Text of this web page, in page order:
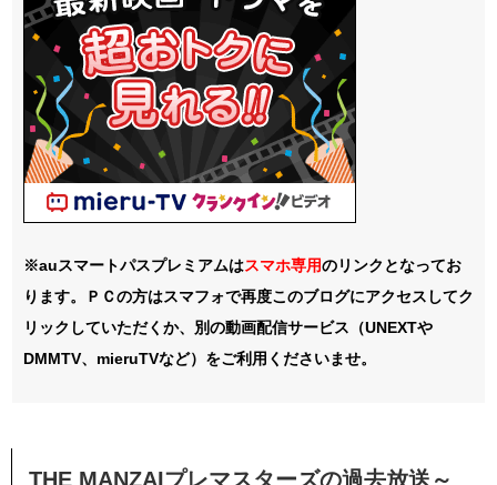
※auスマートパスプレミアムはスマホ専用のリンクとなってお
ります。ＰＣの方はスマフォで再度このブログにアクセスしてク
リックしていただくか、別の動画配信サービス（UNEXTや
DMMTV、mieruTVなど）をご利用くださいませ。
THE MANZAIプレマスターズの過去放送～